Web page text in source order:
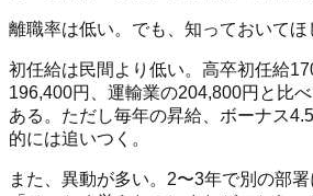
離職率は低い。でも、知っておいてほ
初任給は民間より低い。高卒初任給
196,400円、運輸業の204,800円と比
ある。ただし毎年の昇給、ボーナス
的には追いつく。
また、 異動が多い。2〜3年で別の部署